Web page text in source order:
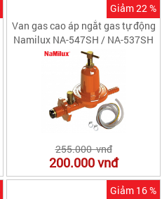
Van gas cao áp ngắt gas tự động
Namilux NA-547SH / NA-537SH
255.000 vnđ
200.000vnđ
Giảm 22 %
Giảm 16 %